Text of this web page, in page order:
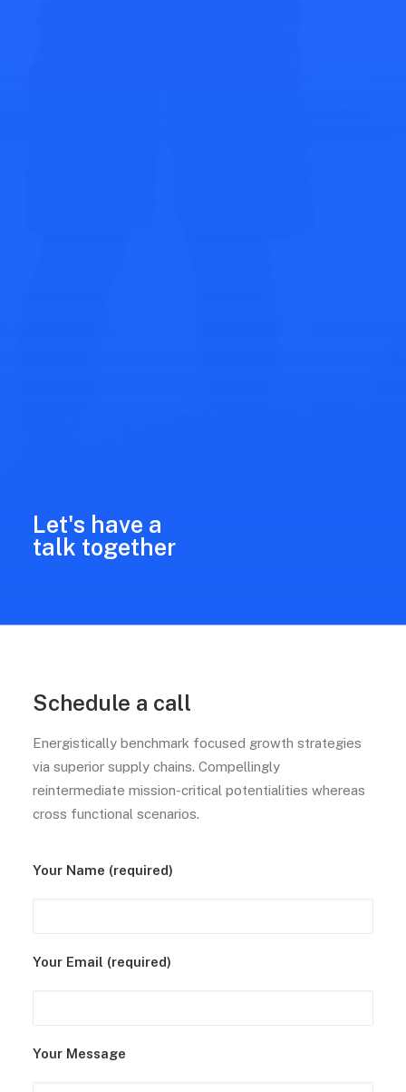
Let's have a
talk together
Schedule a call
Energistically benchmark focused growth strategies
via superior supply chains. Compellingly
reintermediate mission-critical potentialities whereas
cross functional scenarios.
Your Name (required)
Your Email (required)
Your Message